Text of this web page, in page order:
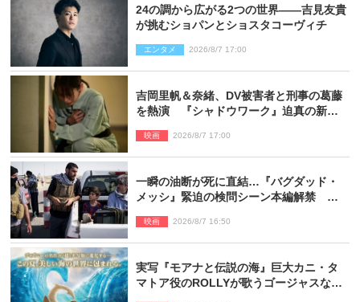
24の調から広がる2つの世界――吉見友貴
が挑むショパンとショスタコーヴィチ
エンタメ 2026/8/7 17:00
吉岡里帆＆奈緒、DV被害者と刑事の葛藤
を熱演 『シャドウワーク』迫真の新場
映画 2026/8/7 17:00
一瞬の油断が死に直結…『バグダッド・
メッシ』緊迫の検問シーン本編解禁 監
映画 2026/8/7 16:50
実写『モアナと伝説の海』巨大カニ・タ
マトア役のROLLYが歌うゴージャスな劇